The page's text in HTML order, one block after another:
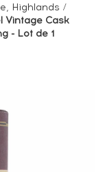
Highlands /
Vintage Cask
- Lot de 1